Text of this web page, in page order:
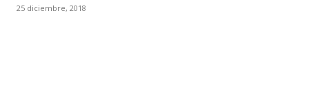
25 diciembre, 2018